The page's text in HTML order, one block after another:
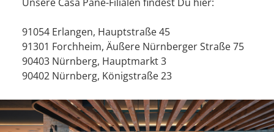
91054 Erlangen, Hauptstraße 45
91301 Forchheim, Äußere Nürnberger Straße 75
90403 Nürnberg, Hauptmarkt 3
90402 Nürnberg, Königstraße 23